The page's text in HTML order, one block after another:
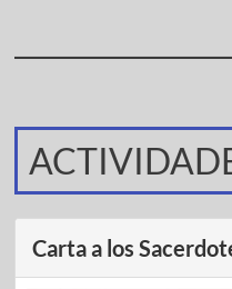
Carta a los